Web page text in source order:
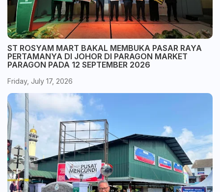
ST ROSYAM MART BAKAL MEMBUKA PASAR RAYA
PERTAMANYA DI JOHOR DI PARAGON MARKET
PARAGON PADA 12 SEPTEMBER 2026
Friday, July 17, 2026